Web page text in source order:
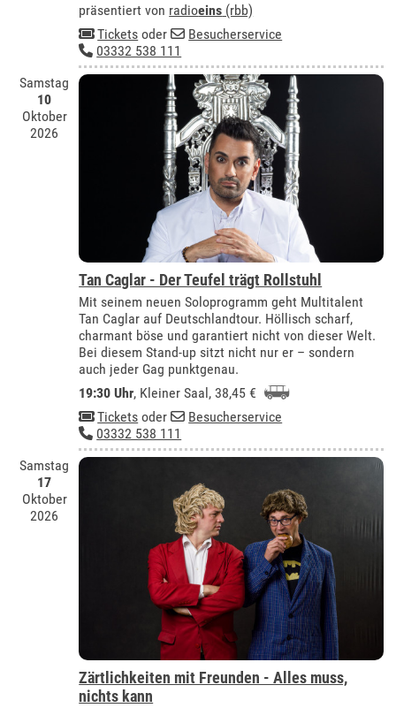
präsentiert von radioeins (rbb)
Tickets oder
Besucherservice
03332 538 111
Samstag
10
Oktober
2026
Tan Caglar - Der Teufel trägt Rollstuhl
Mit seinem neuen Soloprogramm geht Multitalent
Tan Caglar auf Deutschlandtour. Höllisch scharf,
charmant böse und garantiert nicht von dieser Welt.
Bei diesem Stand-up sitzt nicht nur er – sondern
auch jeder Gag punktgenau.
19:30 Uhr, Kleiner Saal, 38,45 €
Tickets oder
Besucherservice
03332 538 111
Samstag
17
Oktober
2026
Zärtlichkeiten mit Freunden - Alles muss,
nichts kann